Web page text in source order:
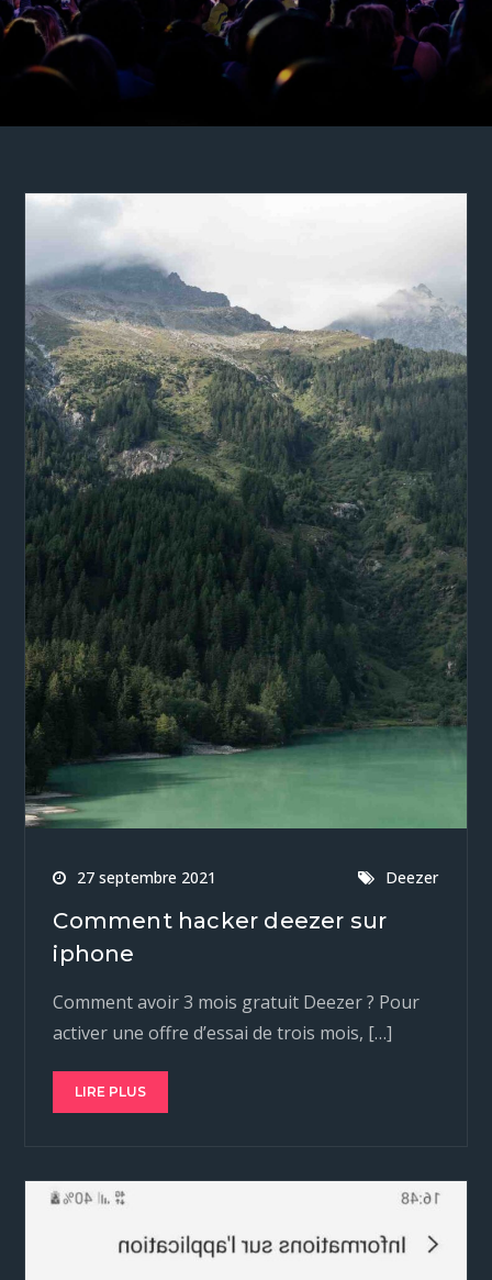
27 septembre 2021 Deezer
Comment hacker deezer sur
iphone
Comment avoir 3 mois gratuit Deezer ? Pour
activer une offre d’essai de trois mois, […]
LIRE PLUS